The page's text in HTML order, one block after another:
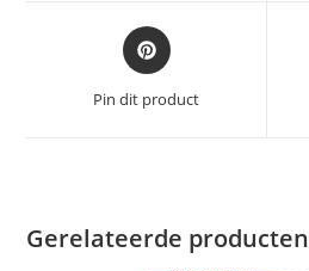
Opent
in
een
nieuw
Pin dit product
Gerelateerde producten